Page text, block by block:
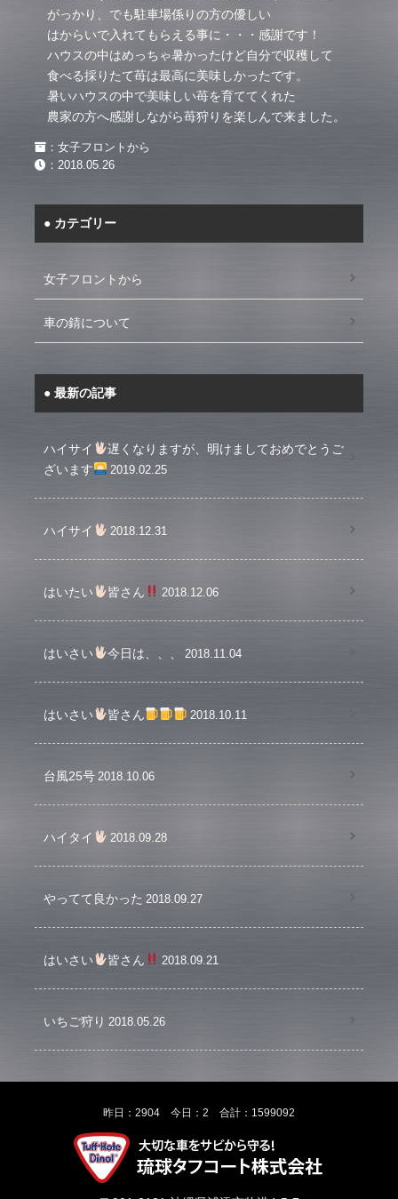
がっかり、でも駐車場係りの方の優しい
はからいで入れてもらえる事に・・・感謝です！
ハウスの中はめっちゃ暑かったけど自分で収穫して
食べる採りたて苺は最高に美味しかったです。
暑いハウスの中で美味しい苺を育ててくれた
農家の方へ感謝しながら苺狩りを楽しんで来ました。
： 女子フロントから
： 2018.05.26
カテゴリー
女子フロントから
車の錆について
最新の記事
ハイサイ
遅くなりますが、明けましておめでとうご
ざいます
2019.02.25
ハイサイ 2018.12.31
はいたい 皆さん 2018.12.06
はいさい 今日は、、、 2018.11.04
はいさい 皆さん 2018.10.11
台風25号 2018.10.06
ハイタイ 2018.09.28
やってて良かった 2018.09.27
はいさい 皆さん 2018.09.21
いちご狩り 2018.05.26
昨日：2904 今日：2 合計：1599092